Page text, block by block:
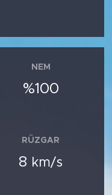
NEM
%100
RÜZGAR
8 km/s